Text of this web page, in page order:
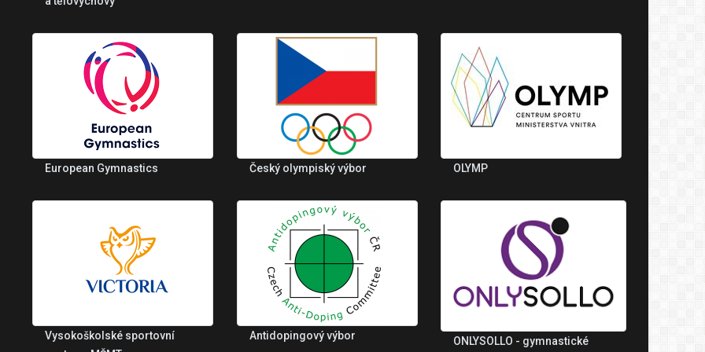
European Gymnastics Český olympiský výbor OLYMP
Vysokoškolské sportovní
Antidopingový výbor ONLYSOLLO - gymnastické